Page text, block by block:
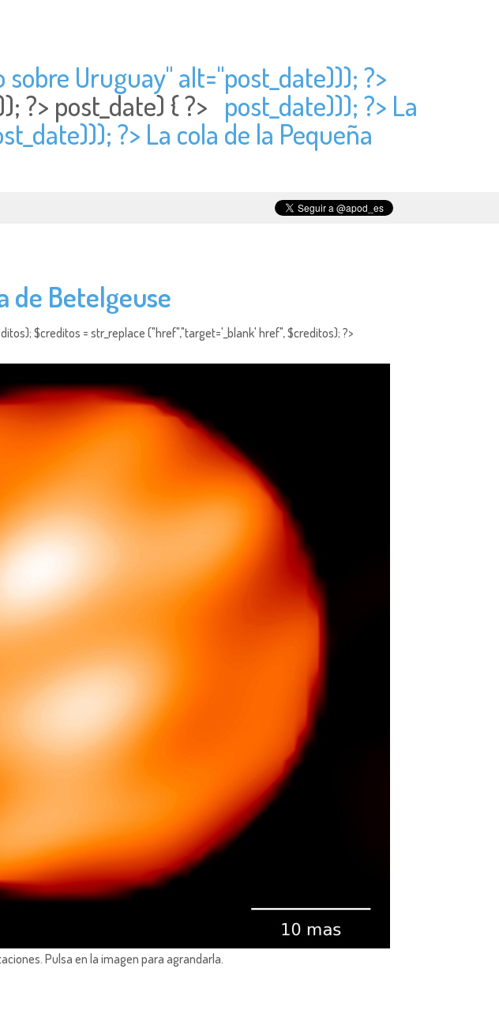
Uruguay" alt="post_date))); ?>
?> post_date) { ?> post_date))); ?> La
?> La cola de la Pequeña
de Betelgeuse
$creditos = str_replace ("href","target='_blank' href", $creditos); ?>
Pulsa en la imagen para agrandarla.